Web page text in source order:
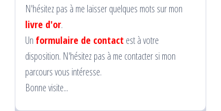
N'hésitez pas à me laisser quelques mots sur mon
livre d'or.
Un formulaire de contact est à votre
disposition. N'hésitez pas à me contacter si mon
parcours vous intéresse.
Bonne visite...